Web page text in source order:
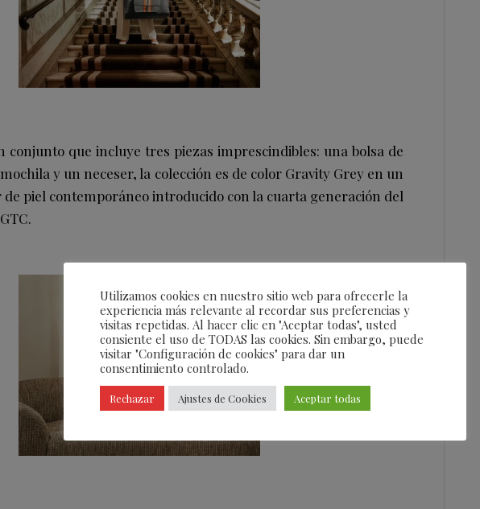
conjunto que incluye tres piezas imprescindibles: una bolsa de
y un neceser, la colección es de color Gravity Grey en un
piel contemporáneo introducido con la cuarta generación del
Utilizamos cookies en nuestro sitio web para ofrecerle la
experiencia más relevante al recordar sus preferencias y
visitas repetidas. Al hacer clic en "Aceptar todas", usted
consiente el uso de TODAS las cookies. Sin embargo, puede
visitar "Configuración de cookies" para dar un
consentimiento controlado.
Rechazar Ajustes de Cookies Aceptar todas